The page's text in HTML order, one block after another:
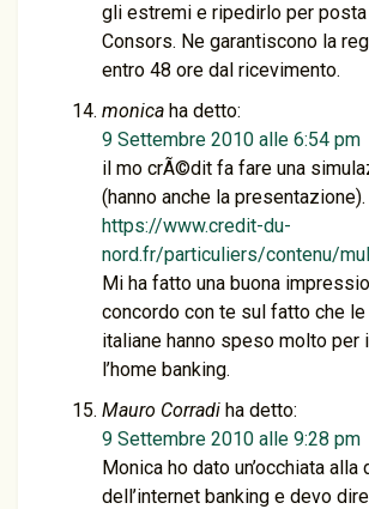
gli estremi e ripedirlo per posta
Consors. Ne garantiscono la
entro 48 ore dal ricevimento.
monica ha detto:
9 Settembre 2010 alle 6:54 pm
il mo crÃ©dit fa fare una
(hanno anche la presentazione).
https://www.credit-du-
nord.fr/particuliers/contenu/
Mi ha fatto una buona
concordo con te sul fatto che le
italiane hanno speso molto per
l’home banking.
Mauro Corradi ha detto:
9 Settembre 2010 alle 9:28 pm
Monica ho dato un’occhiata alla
dell’internet banking e devo